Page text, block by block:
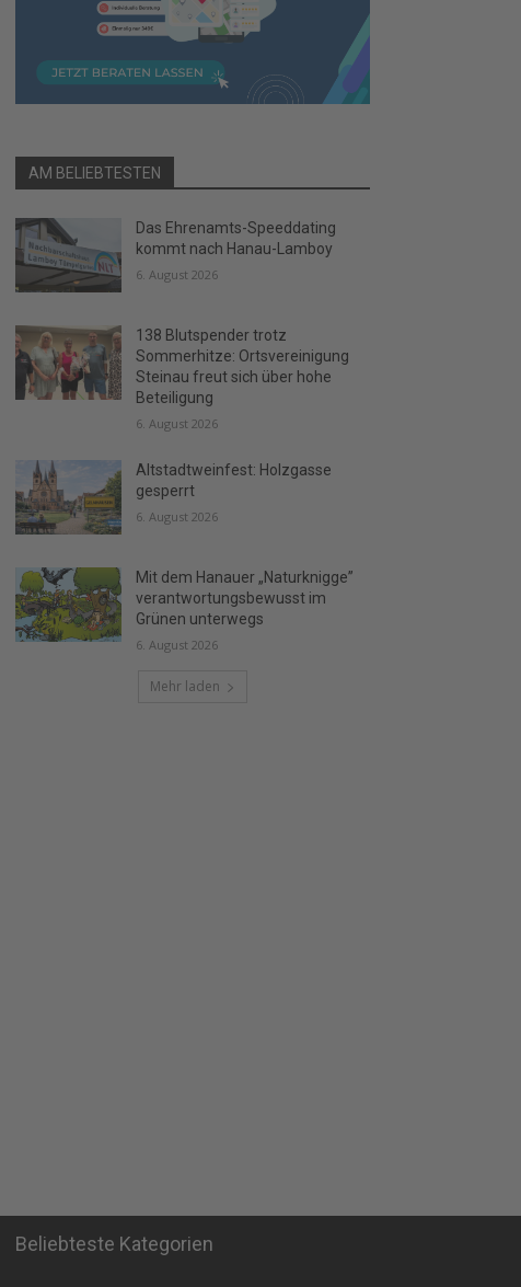
AM BELIEBTESTEN
Das Ehrenamts-Speeddating
kommt nach Hanau-Lamboy
6. August 2026
138 Blutspender trotz
Sommerhitze: Ortsvereinigung
Steinau freut sich über hohe
Beteiligung
6. August 2026
Altstadtweinfest: Holzgasse
gesperrt
6. August 2026
Mit dem Hanauer „Naturknigge”
verantwortungsbewusst im
Grünen unterwegs
6. August 2026
Mehr laden
Beliebteste Kategorien